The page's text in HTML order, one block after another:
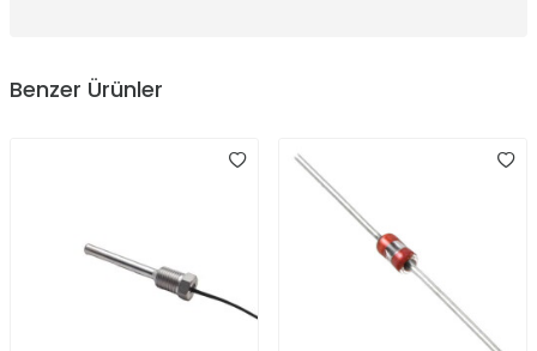
Benzer Ürünler